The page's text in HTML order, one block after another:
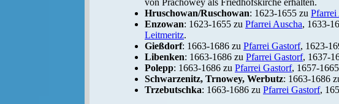
Hruschowan/Ruschowan: 1623-1655 zu Pfarrei
Enzowan: 1623-1655 zu Pfarrei Auscha, 1633-
Leitmeritz.
Gießdorf: 1663-1686 zu Pfarrei Gastorf, 1623-
Libenken: 1663-1686 zu Pfarrei Gastorf, 1637-
Polepp: 1663-1686 zu Pfarrei Gastorf, 1657-
Schwarzenitz, Trnowey, Werbutz: 1663-1686
Trzebutschka: 1663-1686 zu Pfarrei Gastorf,